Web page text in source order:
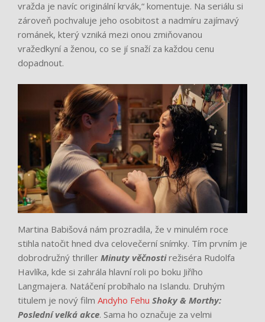
vražda je navíc originální krvák,“ komentuje. Na seriálu si
zároveň pochvaluje jeho osobitost a nadmíru zajímavý
románek, který vzniká mezi onou zmiňovanou
vražedkyní a ženou, co se jí snaží za každou cenu
dopadnout.
Martina Babišová nám prozradila, že v minulém roce
stihla natočit hned dva celovečerní snímky. Tím prvním je
dobrodružný thriller Minuty věčnostirežiséra Rudolfa
Havlíka, kde si zahrála hlavní roli po boku Jiřího
Langmajera. Natáčení probíhalo na Islandu. Druhým
titulem je nový film Andyho Fehu Shoky & Morthy:
Poslední velká akce. Sama ho označuje za velmi